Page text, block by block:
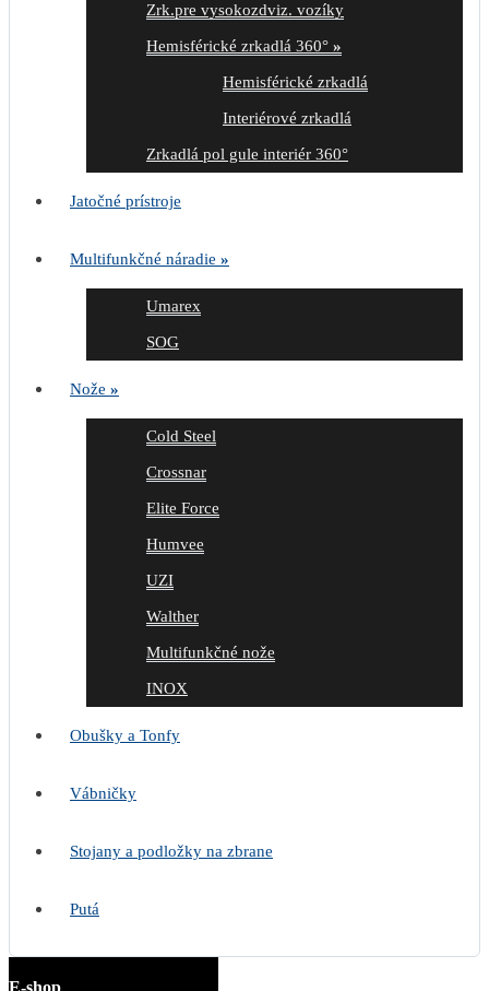
Zrk.pre vysokozdviz. vozíky
Hemisférické zrkadlá 360° »
Hemisférické zrkadlá
Interiérové zrkadlá
Zrkadlá pol gule interiér 360°
Jatočné prístroje
Multifunkčné náradie »
Umarex
SOG
Nože »
Cold Steel
Crossnar
Elite Force
Humvee
UZI
Walther
Multifunkčné nože
INOX
Obušky a Tonfy
Vábničky
Stojany a podložky na zbrane
Putá
E-shop